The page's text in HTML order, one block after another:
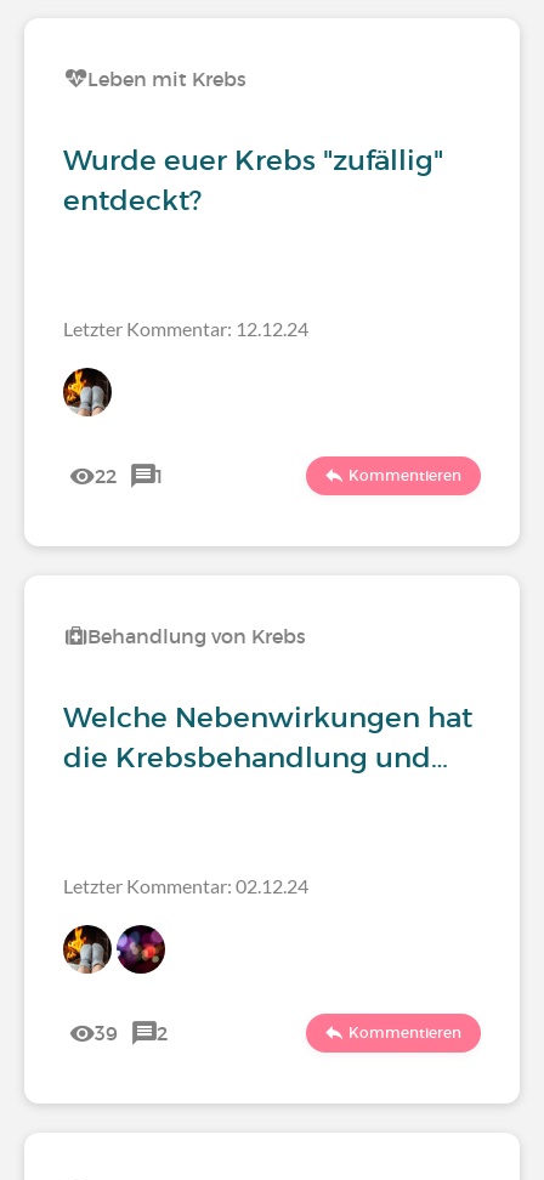
Leben mit Krebs
Wurde euer Krebs "zufällig"
entdeckt?
Letzter Kommentar: 12.12.24
22 1 Kommentieren
Behandlung von Krebs
Welche Nebenwirkungen hat
die Krebsbehandlung und…
Letzter Kommentar: 02.12.24
39 2 Kommentieren